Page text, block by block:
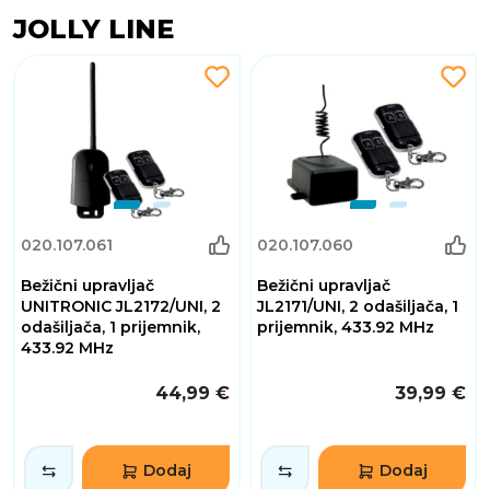
JOLLY LINE
020.107.061
Bežični upravljač
UNITRONIC JL2172/UNI, 2
odašiljača, 1 prijemnik,
433.92 MHz
44,99 €
Dodaj
020.107.060
Bežični upravljač
JL2171/UNI, 2 odašiljača, 1
prijemnik, 433.92 MHz
39,99 €
Dodaj